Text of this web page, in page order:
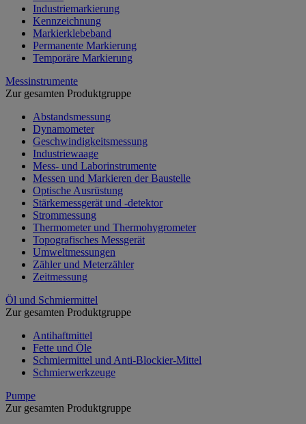
Industriemarkierung
Kennzeichnung
Markierklebeband
Permanente Markierung
Temporäre Markierung
Messinstrumente
Zur gesamten Produktgruppe
Abstandsmessung
Dynamometer
Geschwindigkeitsmessung
Industriewaage
Mess- und Laborinstrumente
Messen und Markieren der Baustelle
Optische Ausrüstung
Stärkemessgerät und -detektor
Strommessung
Thermometer und Thermohygrometer
Topografisches Messgerät
Umweltmessungen
Zähler und Meterzähler
Zeitmessung
Öl und Schmiermittel
Zur gesamten Produktgruppe
Antihaftmittel
Fette und Öle
Schmiermittel und Anti-Blockier-Mittel
Schmierwerkzeuge
Pumpe
Zur gesamten Produktgruppe